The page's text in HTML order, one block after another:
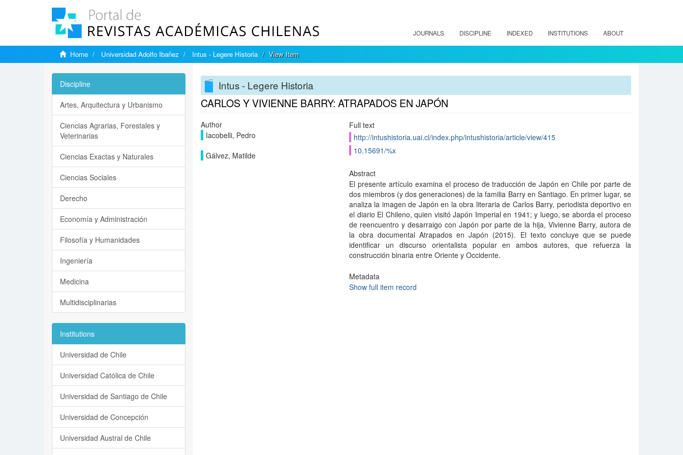
JOURNALS DISCIPLINE INDEXED INSTITUTIONS ABOUT
Home Universidad Adolfo Ibañez Intus - Legere Historia View Item
Intus - Legere Historia
CARLOS Y VIVIENNE BARRY: ATRAPADOS EN JAPÓN
Author
Iacobelli, Pedro
Gálvez, Matilde
Full text
http://intushistoria.uai.cl/index.php/intushistoria/article/view/415
10.15691/%x
Abstract
El presente artículo examina el proceso de traducción de Japón en Chile por parte de
dos miembros (y dos generaciones) de la familia Barry en Santiago. En primer lugar, se
analiza la imagen de Japón en la obra literaria de Carlos Barry, periodista deportivo en
el diario El Chileno, quien visitó Japón Imperial en 1941; y luego, se aborda el proceso
de reencuentro y desarraigo con Japón por parte de la hija, Vivienne Barry, autora de
la obra documental Atrapados en Japón (2015). El texto concluye que se puede
identificar un discurso orientalista popular en ambos autores, que refuerza la
construcción binaria entre Oriente y Occidente.
Metadata
Show full item record
Discipline
Artes, Arquitectura y Urbanismo
Ciencias Agrarias, Forestales y
Veterinarias
Ciencias Exactas y Naturales
Ciencias Sociales
Derecho
Economía y Administración
Filosofía y Humanidades
Ingeniería
Medicina
Multidisciplinarias
Institutions
Universidad de Chile
Universidad Católica de Chile
Universidad de Santiago de Chile
Universidad de Concepción
Universidad Austral de Chile